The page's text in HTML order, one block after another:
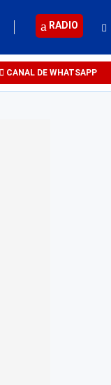
RADIO
CANAL DE WHATSAPP